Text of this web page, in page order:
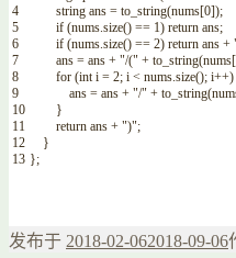
4
5
6
7
8
9
10
11
12
13
string ans = to_string(nums[0]);
if (nums.size() == 1) return ans;
if (nums.size() == 2) return ans +
ans = ans + "/(" + to_string(nums[
for (int i = 2; i < nums.size(); i++)
ans = ans + "/" + to_string(
}
return ans + ")";
}
};
发布于 2018-02-062018-09-06